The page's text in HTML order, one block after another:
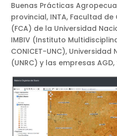
Buenas Prácticas
provincial, INTA, Facultad
(FCA) de la Universidad
IMBIV (Instituto
CONICET-UNC),
(UNRC) y las empresas